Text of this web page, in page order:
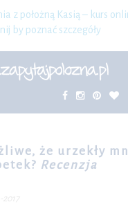
z położną Kasią – kurs
by poznać szczegóły
że urzekły
Recenzja